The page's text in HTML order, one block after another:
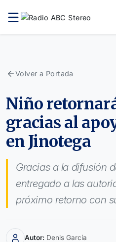
Volver a Portada
Niño
gracias al
en Jinotega
Gracias a la difusión
entregado a las
próximo retorno con
Autor: Denis García